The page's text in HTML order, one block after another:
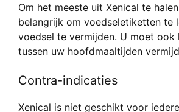
Om het meeste uit Xenical te
belangrijk om voedseletiketten te
voedsel te vermijden. U moet ook
tussen uw hoofdmaaltijden
Contra-indicaties
Xenical is niet geschikt voor